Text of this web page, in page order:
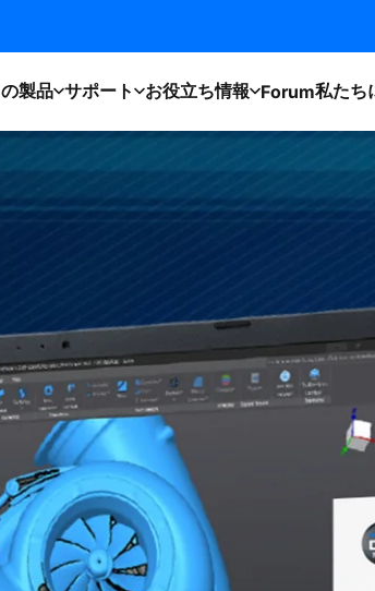
製品 サポート お役立ち情報 Forum私たち